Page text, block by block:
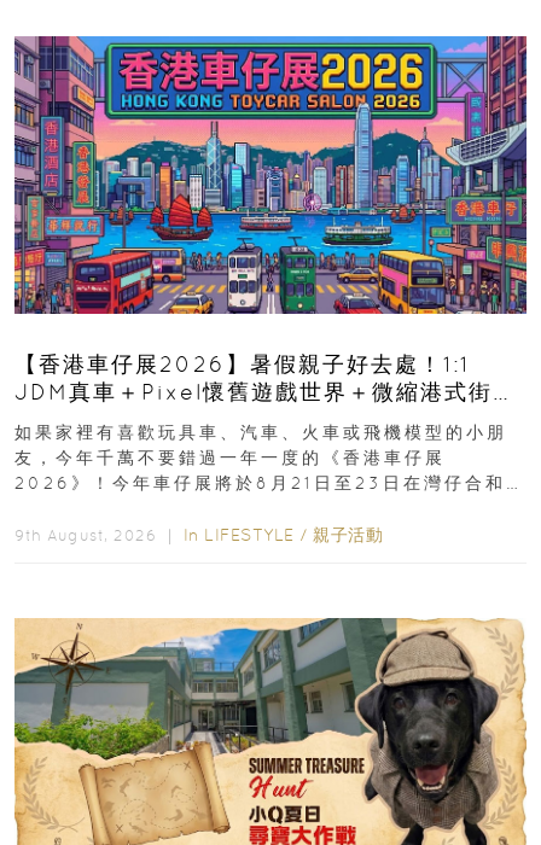
【香港車仔展2026】暑假親子好去處！1:1
JDM真車＋Pixel懷舊遊戲世界＋微縮港式街景
8月灣仔登場 車迷家庭必去！
如果家裡有喜歡玩具車、汽車、火車或飛機模型的小朋
友，今年千萬不要錯過一年一度的《香港車仔展
2026》！今年車仔展將於8月21日至23日在灣仔合和酒
9th August, 2026 ｜ In LIFESTYLE / 親子活動